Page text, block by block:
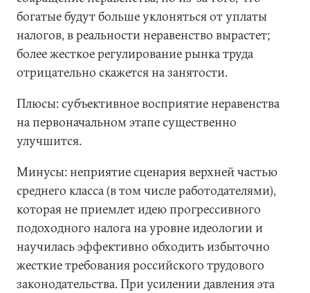
богатые будут больше уклоняться от уплаты
налогов, в реальности неравенство вырастет;
более жесткое регулирование рынка труда
отрицательно скажется на занятости.
Плюсы: субъективное восприятие неравенства
на первоначальном этапе существенно
улучшится.
Минусы: неприятие сценария верхней частью
среднего класса (в том числе работодателями),
которая не приемлет идею прогрессивного
подоходного налога на уровне идеологии и
научилась эффективно обходить избыточно
жесткие требования российского трудового
законодательства. При усилении давления эта